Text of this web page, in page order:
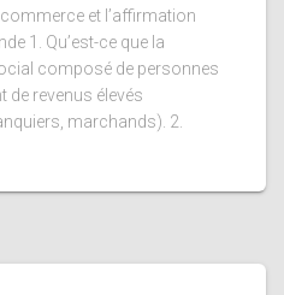
et l’affirmation
1. Qu’est-ce que la
composé de personnes
revenus élevés
marchands). 2.